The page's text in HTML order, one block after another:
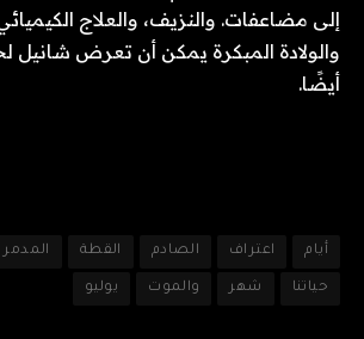
إلى مضاعفات. والنزيف، والعلاج
والولادة المبكرة يمكن أن تعرض شانيل
أيضًا.
أيام اعتراف الصادم القطة المدمر
حياتنا شهر والموت يوليو